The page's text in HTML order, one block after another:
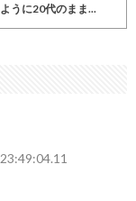
うに20代のまま...